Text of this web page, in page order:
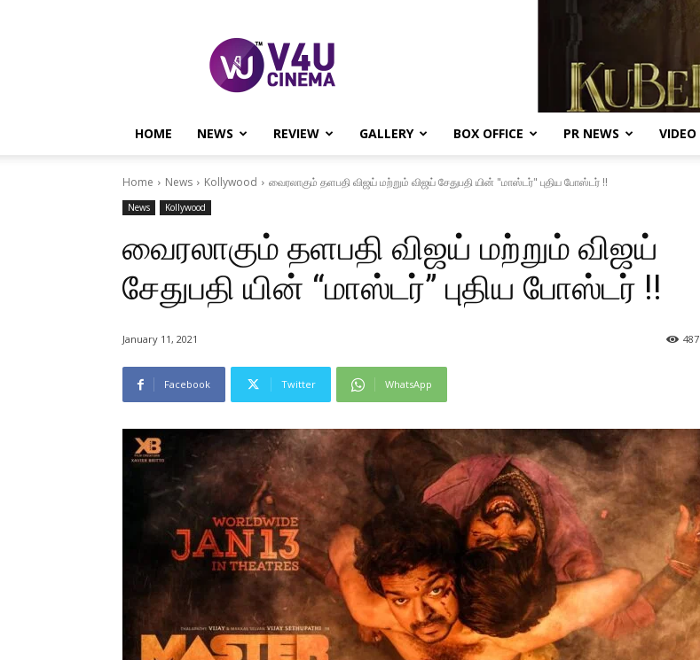
CINEMA
HOME NEWS REVIEW GALLERY BOX OFFICE PR NEWS VIDEO
Home News Kollywood வைரலாகும் தளபதி விஜய் மற்றும் விஜய் சேதுபதி யின் "மாஸ்டர்" புதிய போஸ்டர் !!
News Kollywood
வைரலாகும் தளபதி விஜய் மற்றும் விஜய்
சேதுபதி யின் “மாஸ்டர்” புதிய போஸ்டர் !!
January 11, 2021 487
Facebook Twitter WhatsApp